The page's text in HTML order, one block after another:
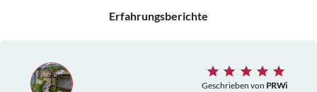
Erfahrungsberichte
Geschrieben von PRWi